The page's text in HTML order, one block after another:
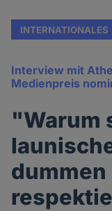
INTERNATIONALES
Interview mit
Medienpreis
"Warum
dummen